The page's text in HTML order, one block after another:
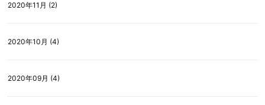
2020年11月 (2)
2020年10月 (4)
2020年09月 (4)